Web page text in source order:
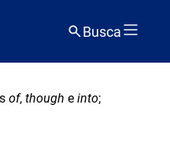
Busca
of, though e into;